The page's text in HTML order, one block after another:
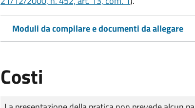
Moduli da compilare e documenti da allegare
Costi
Tipo di pagamento
Importo